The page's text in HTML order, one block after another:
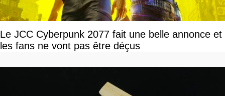
Le JCC Cyberpunk 2077 fait une belle annonce et
les fans ne vont pas être déçus